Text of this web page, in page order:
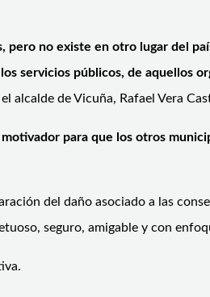
pero no existe en otro lugar del
servicios públicos, de aquellos
alcalde de Vicuña, Rafael Vera
para que los otros
del daño asociado a las
seguro, amigable y con